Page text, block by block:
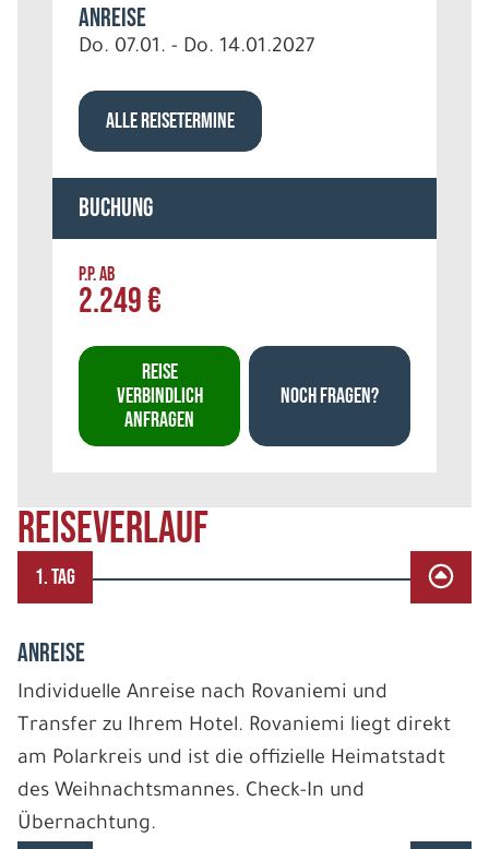
REISEVERLAUF
1. TAG
ANREISE
Individuelle Anreise nach Rovaniemi und
Transfer zu Ihrem Hotel. Rovaniemi liegt direkt
am Polarkreis und ist die offizielle Heimatstadt
des Weihnachtsmannes. Check-In und
Übernachtung.
Anreise
Do. 07.01. - Do. 14.01.2027
ALLE REISETERMINE
Buchung
P.P. AB
2.249 €
REISE
VERBINDLICH
ANFRAGEN
NOCH FRAGEN?